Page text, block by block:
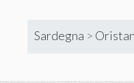
Sardegna >